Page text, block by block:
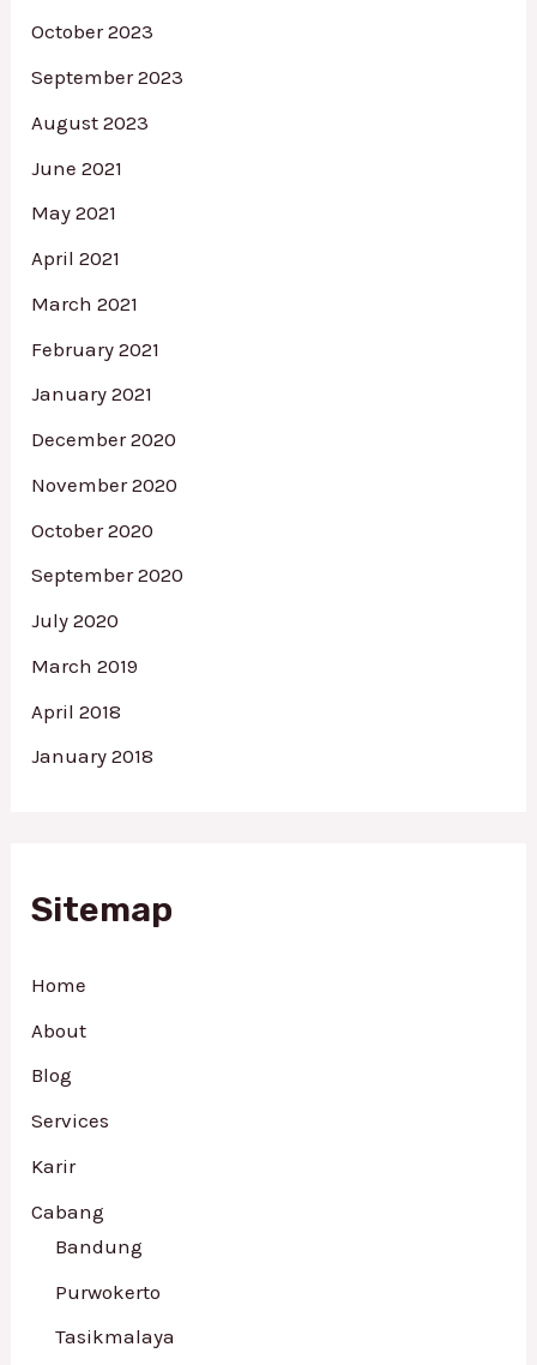
October 2023
September 2023
August 2023
June 2021
May 2021
April 2021
March 2021
February 2021
January 2021
December 2020
November 2020
October 2020
September 2020
July 2020
March 2019
April 2018
January 2018
Sitemap
Home
About
Blog
Services
Karir
Cabang
Bandung
Purwokerto
Tasikmalaya